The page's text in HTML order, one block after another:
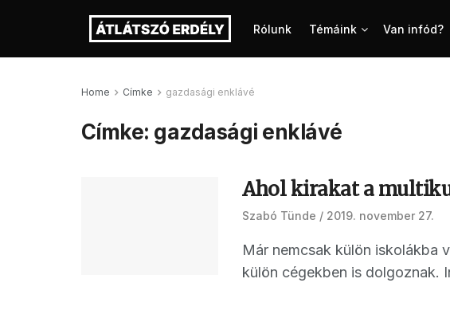
Rólunk Témáink Van infód?
Home Címke gazdasági enklávé
Címke: gazdasági enklávé
Ahol kirakat a
Szabó Tünde 2019. november 27.
Már nemcsak külön iskolákba
külön cégekben is dolgoznak.